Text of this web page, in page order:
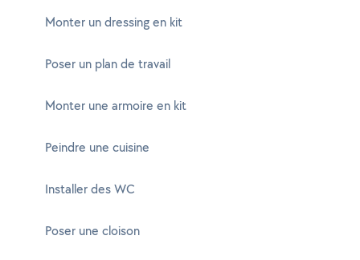
Monter un dressing en kit
Poser un plan de travail
Monter une armoire en kit
Peindre une cuisine
Installer des WC
Poser une cloison